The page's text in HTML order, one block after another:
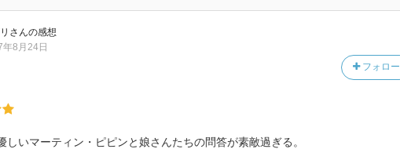
さんの感想
フォロー
8月24日
しいマーティン・ピピンと娘さんたちの問答が素敵過ぎる。